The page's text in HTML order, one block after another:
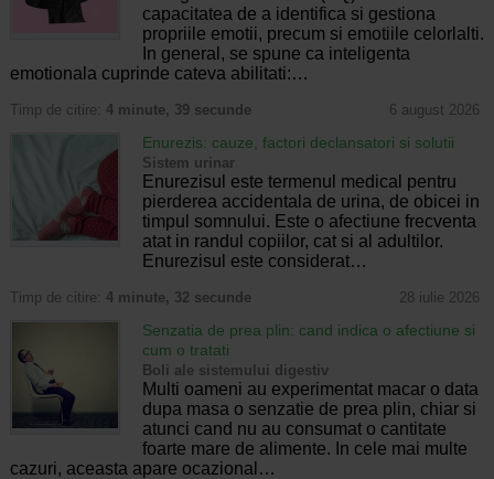
capacitatea de a identifica si gestiona
propriile emotii, precum si emotiile celorlalti.
In general, se spune ca inteligenta
emotionala cuprinde cateva abilitati:…
Timp de citire: 4 minute, 39 secunde 6 august 2026
Enurezis: cauze, factori declansatori si solutii
Sistem urinar
Enurezisul este termenul medical pentru
pierderea accidentala de urina, de obicei in
timpul somnului. Este o afectiune frecventa
atat in randul copiilor, cat si al adultilor.
Enurezisul este considerat…
Timp de citire: 4 minute, 32 secunde 28 iulie 2026
Senzatia de prea plin: cand indica o afectiune si
cum o tratati
Boli ale sistemului digestiv
Multi oameni au experimentat macar o data
dupa masa o senzatie de prea plin, chiar si
atunci cand nu au consumat o cantitate
foarte mare de alimente. In cele mai multe
cazuri, aceasta apare ocazional…